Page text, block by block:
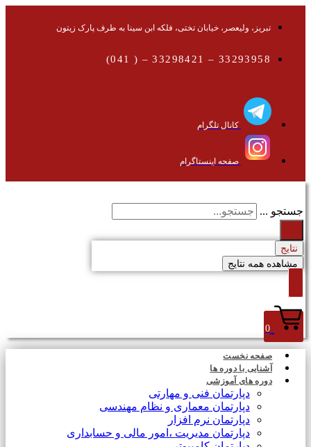
تبریز، ولیعصر، خیابان تختی، فلکه ابن سینا به طرف پارک زیتون
33293958 – 33298421 – ( 041)
کانال تلگرام
صفحه اینستاگرام
جستجو ...
نتایج
مشاهده همه نتایج
0
صفحه نخست
آشنایی با دوره ها
دوره های آموزشی
دپارتمان فنی و مهارتی
دپارتمان معماری و نظام مهندسی
دپارتمان نرم افزار
دپارتمان مدیریت ،امور مالی و حسابداری